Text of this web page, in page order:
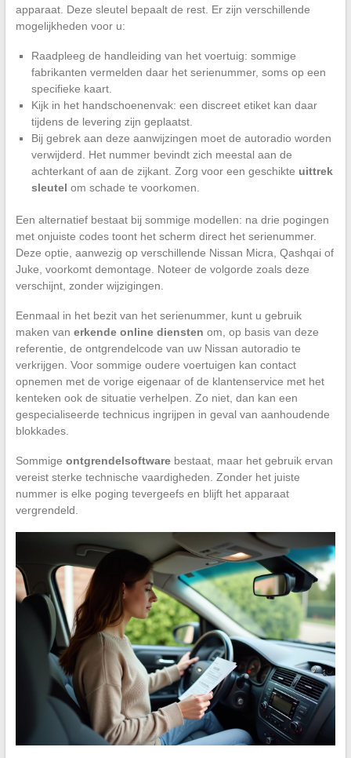
apparaat. Deze sleutel bepaalt de rest. Er zijn verschillende
mogelijkheden voor u:
Raadpleeg de handleiding van het voertuig: sommige
fabrikanten vermelden daar het serienummer, soms op een
specifieke kaart.
Kijk in het handschoenenvak: een discreet etiket kan daar
tijdens de levering zijn geplaatst.
Bij gebrek aan deze aanwijzingen moet de autoradio worden
verwijderd. Het nummer bevindt zich meestal aan de
achterkant of aan de zijkant. Zorg voor een geschikte uittrek
sleutel om schade te voorkomen.
Een alternatief bestaat bij sommige modellen: na drie pogingen
met onjuiste codes toont het scherm direct het serienummer.
Deze optie, aanwezig op verschillende Nissan Micra, Qashqai of
Juke, voorkomt demontage. Noteer de volgorde zoals deze
verschijnt, zonder wijzigingen.
Eenmaal in het bezit van het serienummer, kunt u gebruik
maken van erkende online diensten om, op basis van deze
referentie, de ontgrendelcode van uw Nissan autoradio te
verkrijgen. Voor sommige oudere voertuigen kan contact
opnemen met de vorige eigenaar of de klantenservice met het
kenteken ook de situatie verhelpen. Zo niet, dan kan een
gespecialiseerde technicus ingrijpen in geval van aanhoudende
blokkades.
Sommige ontgrendelsoftwarebestaat, maar het gebruik ervan
vereist sterke technische vaardigheden. Zonder het juiste
nummer is elke poging tevergeefs en blijft het apparaat
vergrendeld.